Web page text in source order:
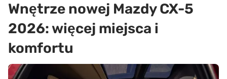
Wnętrze nowej Mazdy CX-5
2026: więcej miejsca i
komfortu